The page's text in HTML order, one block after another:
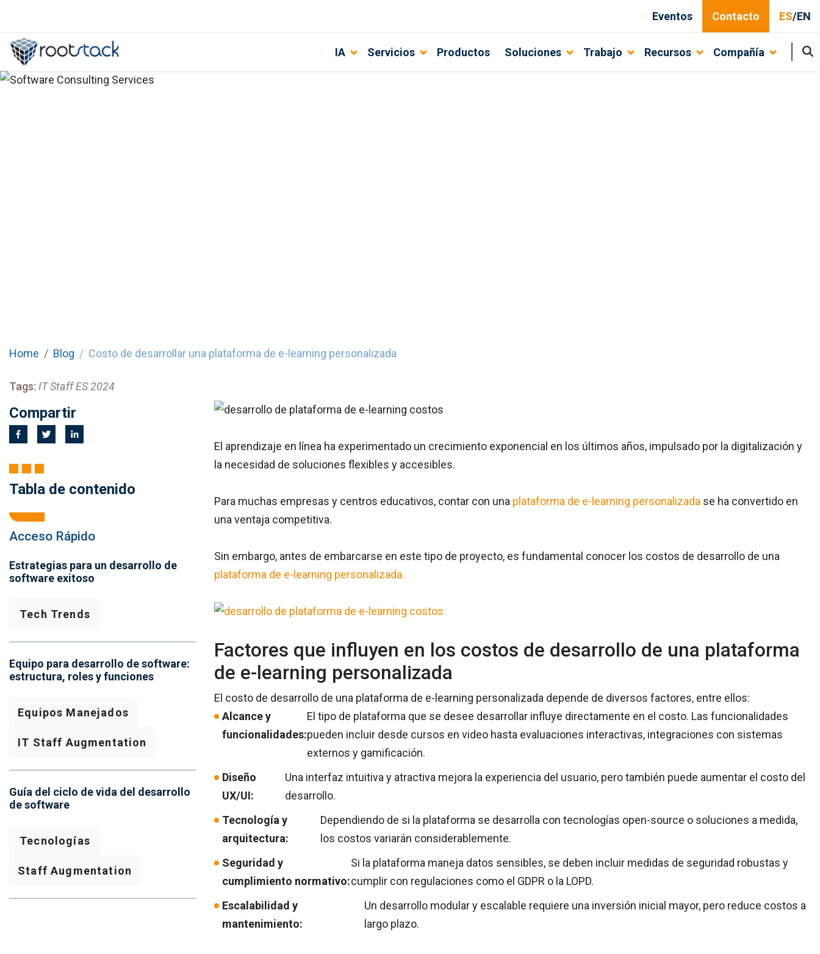
Eventos Contacto ES/EN
IA Servicios Productos Soluciones Trabajo Recursos Compañía
Home Blog Costo de desarrollar una plataforma de e-learning personalizada
Tags: IT Staff ES 2024
Compartir
Tabla de contenido
Acceso Rápido
Estrategias para un desarrollo de
software exitoso
Tech Trends
Equipo para desarrollo de software:
estructura, roles y funciones
Equipos Manejados
IT Staff Augmentation
Guía del ciclo de vida del desarrollo
de software
Tecnologías
Staff Augmentation
El aprendizaje en línea ha experimentado un crecimiento exponencial en los últimos años, impulsado por la digitalización y
la necesidad de soluciones flexibles y accesibles.
Para muchas empresas y centros educativos, contar con una plataforma de e-learning personalizada se ha convertido en
una ventaja competitiva.
Sin embargo, antes de embarcarse en este tipo de proyecto, es fundamental conocer los costos de desarrollo de una
plataforma de e-learning personalizada.
Factores que influyen en los costos de desarrollo de una plataforma
de e-learning personalizada
El costo de desarrollo de una plataforma de e-learning personalizada depende de diversos factores, entre ellos:
Alcance y
funcionalidades:
El tipo de plataforma que se desee desarrollar influye directamente en el costo. Las funcionalidades
pueden incluir desde cursos en video hasta evaluaciones interactivas, integraciones con sistemas
externos y gamificación.
Diseño
UX/UI:
Una interfaz intuitiva y atractiva mejora la experiencia del usuario, pero también puede aumentar el costo del
desarrollo.
Tecnología y
arquitectura:
Dependiendo de si la plataforma se desarrolla con tecnologías open-source o soluciones a medida,
los costos variarán considerablemente.
Seguridad y
cumplimiento normativo:
Si la plataforma maneja datos sensibles, se deben incluir medidas de seguridad robustas y
cumplir con regulaciones como el GDPR o la LOPD.
Escalabilidad y
mantenimiento:
Un desarrollo modular y escalable requiere una inversión inicial mayor, pero reduce costos a
largo plazo.